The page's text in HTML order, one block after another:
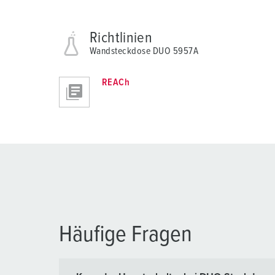
Richtlinien
Wandsteckdose DUO 5957A
REACh
Häufige Fragen